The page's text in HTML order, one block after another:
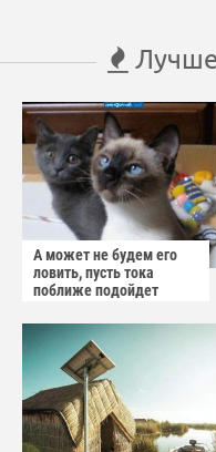
А может не будем его
ловить, пусть тока
поближе подойдет